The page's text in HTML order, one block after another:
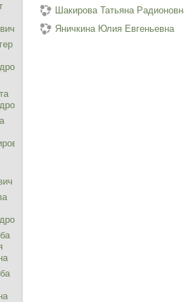
Шакирова Татьяна
Яничкина Юлия Евгеньевна